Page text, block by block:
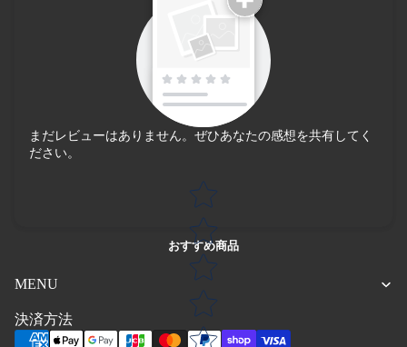
まだレビューはありません。ぜひあなたの感想を共有してく
ださい。
Star rating
おすすめ商品
MENU
決済方法